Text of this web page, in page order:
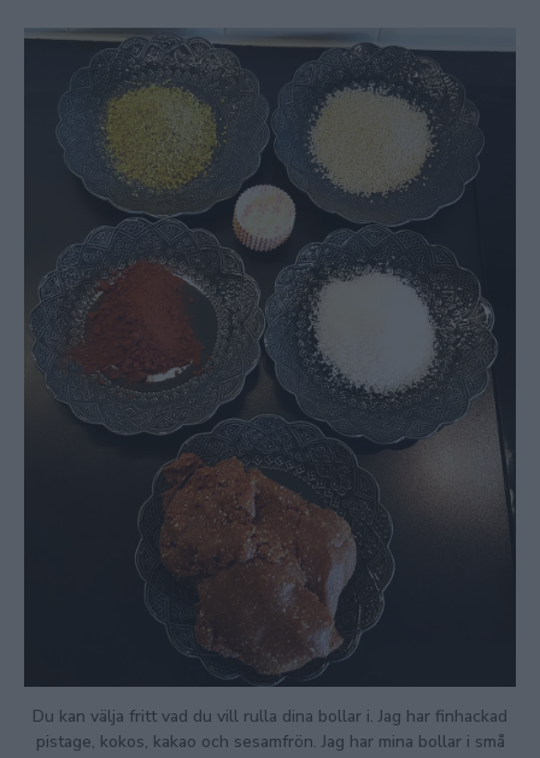
Du kan välja fritt vad du vill rulla dina bollar i. Jag har finhackad
pistage, kokos, kakao och sesamfrön. Jag har mina bollar i små